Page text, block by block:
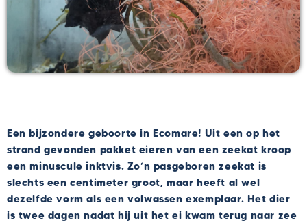
Een bijzondere geboorte in Ecomare! Uit een op het
strand gevonden pakket eieren van een zeekat kroop
een minuscule inktvis. Zo’n pasgeboren zeekat is
slechts een centimeter groot, maar heeft al wel
dezelfde vorm als een volwassen exemplaar. Het dier
is twee dagen nadat hij uit het ei kwam terug naar zee